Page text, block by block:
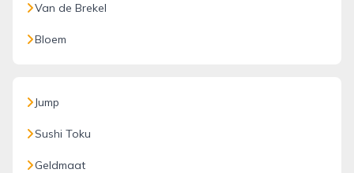
Van de Brekel
Bloem
Jump
Sushi Toku
Geldmaat